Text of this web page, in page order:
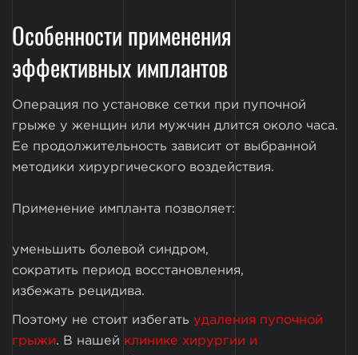
Особенности применения
эффективных имплантов
Операция по установке сетки при пупочной
грыже у женщин или мужчин длится около часа.
Ее продолжительность зависит от выбранной
методики хирургического воздействия.
Применение импланта позволяет:
уменьшить болевой синдром,
сократить период восстановления,
избежать рецидива.
Поэтому не стоит избегать удаления пупочной
грыжи. В нашей клинике хирургии и